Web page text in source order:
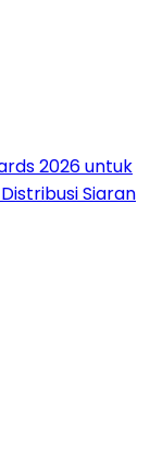
2026 untuk
Siaran